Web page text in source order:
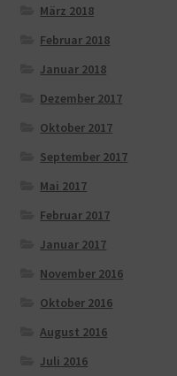
März 2018
Februar 2018
Januar 2018
Dezember 2017
Oktober 2017
September 2017
Mai 2017
Februar 2017
Januar 2017
November 2016
Oktober 2016
August 2016
Juli 2016